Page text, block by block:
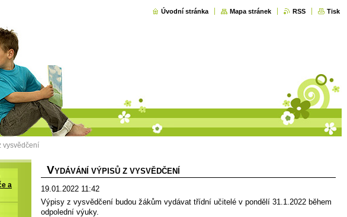
Úvodní stránka Mapa stránek RSS Tisk
vysvědčení
VYDÁVÁNÍ VÝPISŮ Z VYSVĚDČENÍ
19.01.2022 11:42
Výpisy z vysvědčení budou žákům vydávat třídní učitelé v pondělí 31.1.2022 během
odpolední výuky.
a